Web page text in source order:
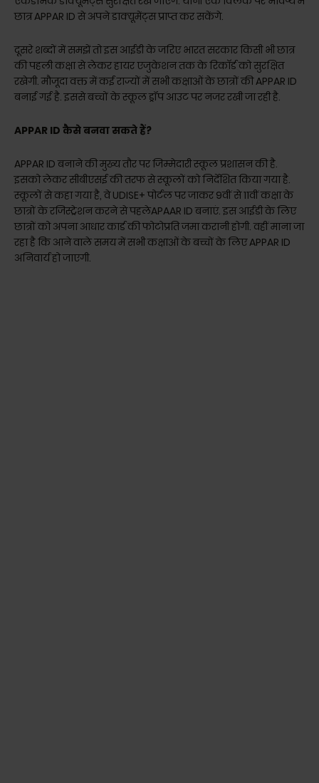
छात्र APPAR ID से अपने डाक्यूमेंट्स प्राप्त कर सकेंगे.
दूसरे शब्दों में समझें तो इस आईडी के जरिए भारत सरकार किसी भी छात्र
की पहली कक्षा से लेकर हायर एजुकेशन तक के रिकाॅर्ड को सुरक्षित
रखेगी. मौजूदा वक्त में कई राज्यों में सभी कक्षाओं के छात्रों की APPAR ID
बनाई गई है. इससे बच्चों के स्कूल ड्रॉप आउट पर नजर रखी जा रही है.
APPAR ID कैसे बनवा सकते हैं?
APPAR ID बनाने की मुख्य तौर पर जिम्मेदारी स्कूल प्रशासन की है.
इसको लेकर सीबीएसई की तरफ से स्कूलों को निर्देशित किया गया है.
स्कूलों से कहा गया है, वे UDISE+ पोर्टल पर जाकर 9वीं से 11वीं कक्षा के
छात्रों के रजिस्ट्रेशन करने से पहलेAPAAR ID बनाएं. इस आईडी के लिए
छात्रों को अपना आधार कार्ड की फोटोप्रति जमा करानी होगी. वहीं माना जा
रहा है कि आने वाले समय में सभी कक्षाओं के बच्चों के लिए APPAR ID
अनिवार्य हो जाएगी.